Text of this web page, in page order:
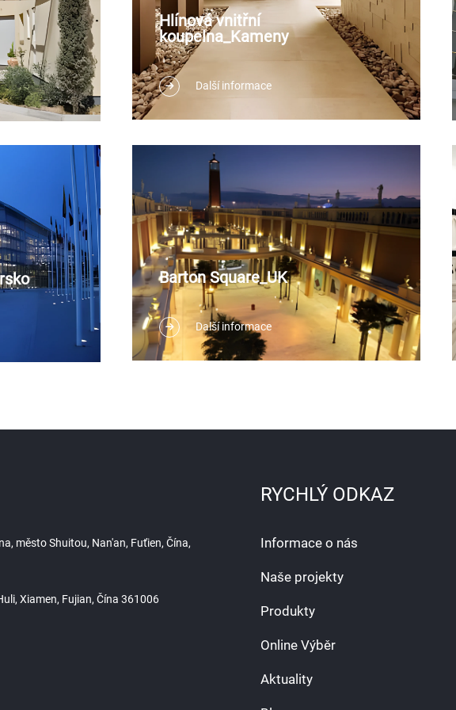
Hlínová vnitřní
koupelna_Kameny
Další informace
Barton Square_UK
Další informace
město Shuitou, Nan'an, Fuťien, Čína,
Xiamen, Fujian, Čína 361006
RYCHLÝ ODKAZ
Informace o nás
Naše projekty
Produkty
Online Výběr
Aktuality